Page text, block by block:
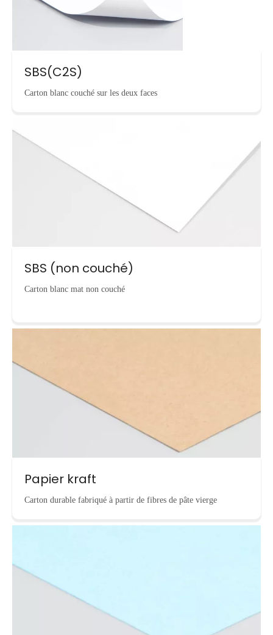
SBS(C2S)
Carton blanc couché sur les deux faces
SBS (non couché)
Carton blanc mat non couché
Papier kraft
Carton durable fabriqué à partir de fibres de pâte vierge